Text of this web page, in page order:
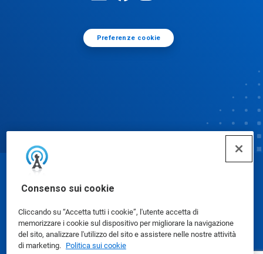
Consenso sui cookie
Cliccando su “Accetta tutti i cookie”, l'utente accetta di
memorizzare i cookie sul dispositivo per migliorare la navigazione
del sito, analizzare l'utilizzo del sito e assistere nelle nostre attività
di marketing. Politica sui cookie
Preferenze cookie
Schede dati di sicurezza|Informativa sulla privacy
Condizioni d'uso